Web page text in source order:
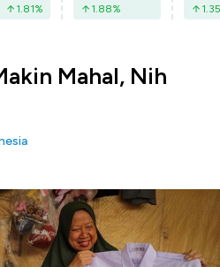
1.81% 1.88% 1.35
Mahal, Nih